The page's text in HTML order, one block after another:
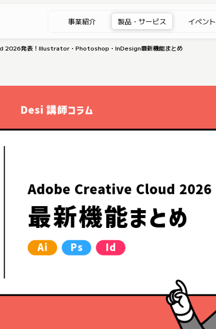
事業紹介 製品・サービス イベント
2026発表！Illustrator・Photoshop・InDesign最新機能まとめ